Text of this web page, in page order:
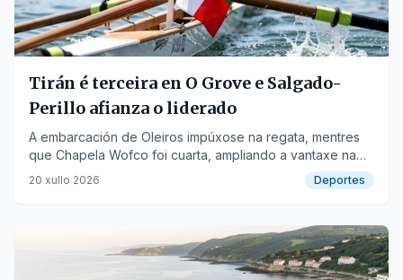
Tirán é terceira en O Grove e Salgado-
Perillo afianza o liderado
A embarcación de Oleiros impúxose na regata, mentres
que Chapela Wofco foi cuarta, ampliando a vantaxe na
Liga Feminina.
20 xullo 2026 Deportes